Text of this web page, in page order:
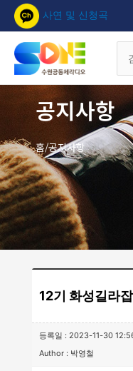
너
사연 및 신청곡
대
상
공지사항
홈/공지사항
12기 화성길라
등록일 : 2023-11-30
Author : 박영철